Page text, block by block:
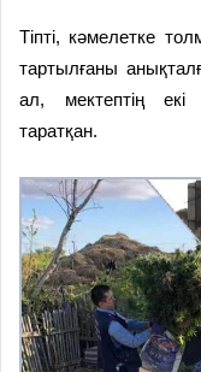
Тіпті, кәмелетке
тартылғаны
ал, мектептің
таратқан.